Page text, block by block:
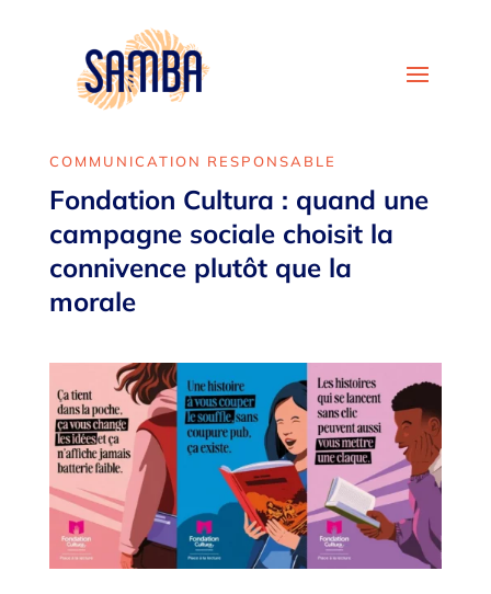
COMMUNICATION RESPONSABLE
Fondation Cultura : quand une
campagne sociale choisit la
connivence plutôt que la
morale